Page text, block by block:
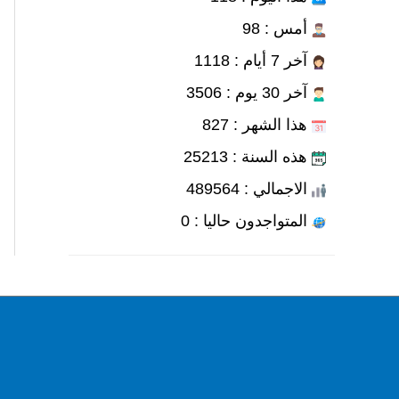
أمس : 98
آخر 7 أيام : 1118
آخر 30 يوم : 3506
هذا الشهر : 827
هذه السنة : 25213
الاجمالي : 489564
المتواجدون حاليا : 0